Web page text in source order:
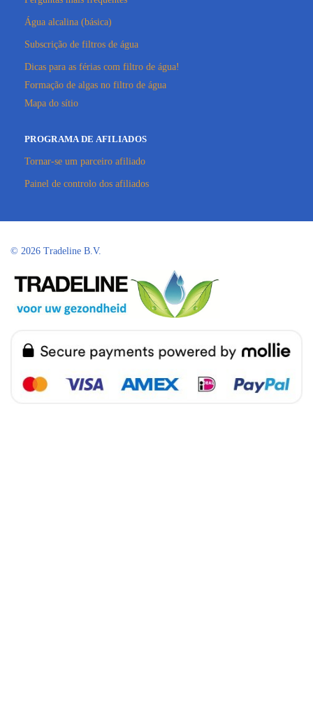
Água alcalina (básica)
Subscrição de filtros de água
Dicas para as férias com filtro de água!
Formação de algas no filtro de água
Mapa do sítio
PROGRAMA DE AFILIADOS
Tornar-se um parceiro afiliado
Painel de controlo dos afiliados
© 2026 Tradeline B.V.